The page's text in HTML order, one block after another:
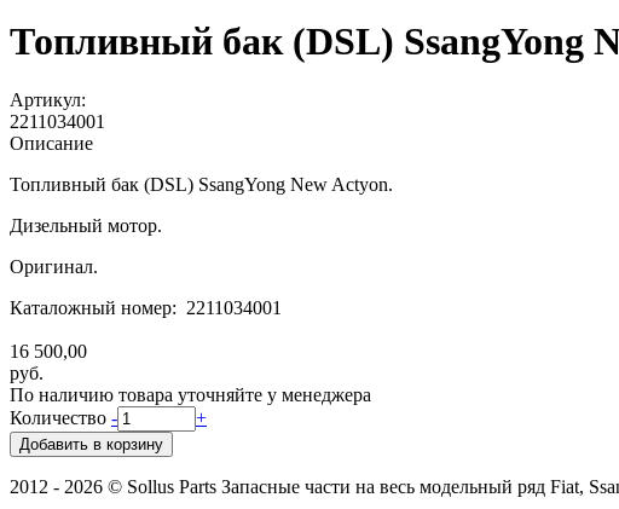
Топливный бак (DSL) SsangYong
Артикул:
2211034001
Описание
Топливный бак (DSL) SsangYong New Actyon.
Дизельный мотор.
Оригинал.
Каталожный номер: 2211034001
16 500,00
руб.
По наличию товара уточняйте у менеджера
Количество - +
2012 - 2026 © Sollus Parts Запасные части на весь модельный ряд Fiat,